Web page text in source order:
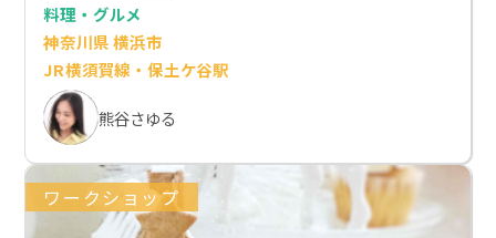
料理・グルメ
神奈川県 横浜市
JR横須賀線・保土ケ谷駅
熊谷さゆる
ワークショップ